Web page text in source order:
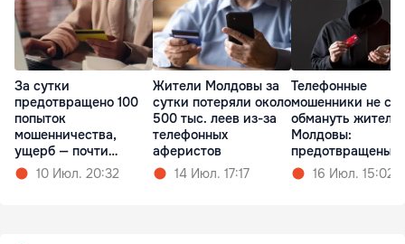
За сутки
предотвращено 100
попыток
мошенничества,
ущерб — почти
миллион леев
10 Июл. 20:32
Жители Молдовы за
сутки потеряли около
500 тыс. леев из-за
телефонных
аферистов
14 Июл. 17:17
Телефонные
мошенники не
обмануть
Молдовы:
предотвращены
попыток
16 Июл. 15:02